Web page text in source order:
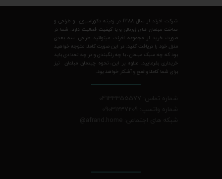
شرکت افرند از سال 1388 در زمینه دکوراسیون و طراحی و
ساخت مبلمان های ژورنالی و با کیفیت فعالیت دارد. شما در
صورت خرید از مجموعه افرند، میتوانید طراحی سه بعدی
منزل خود را دریافت کنید. در این صورت کاملا متوجه خواهید
بود که چه سبک مبلمان، با چه رنگبندی و در چه تعدادی باید
خریداری بفرمایید. علاوه بر این، نحوه چیدمان مبلمان نیز
برای شما کاملا واضح و آشکار خواهد بود.
شماره تماس: 04133355577
شماره واتسپ: 09031237209
شبکه های اجتماعی: afrand.home
@